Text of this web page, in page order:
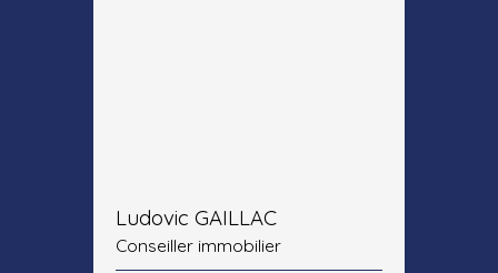
Ludovic GAILLAC
Conseiller immobilier